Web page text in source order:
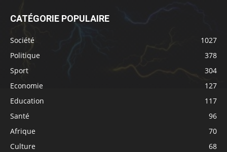
CATÉGORIE POPULAIRE
Société
1027
Politique
378
Sport
304
Economie
127
Education
117
Santé
96
Afrique
70
Culture
68